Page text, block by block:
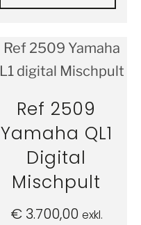
Ref 2509
Yamaha QL1
Digital
Mischpult
€3.700,00 exkl.